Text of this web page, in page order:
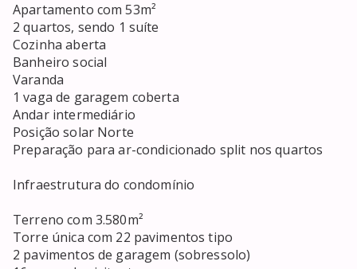
Apartamento com 53m²
2 quartos, sendo 1 suíte
Cozinha aberta
Banheiro social
Varanda
1 vaga de garagem coberta
Andar intermediário
Posição solar Norte
Preparação para ar-condicionado split nos quartos
Infraestrutura do condomínio
Terreno com 3.580m²
Torre única com 22 pavimentos tipo
2 pavimentos de garagem (sobressolo)